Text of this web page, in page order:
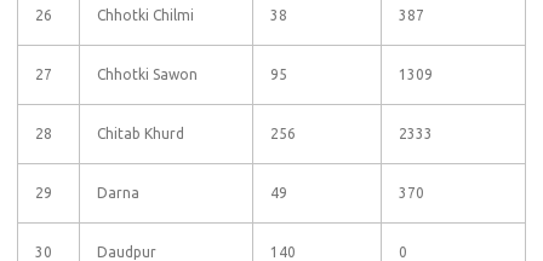
26 Chhotki Chilmi 38 387
27 Chhotki Sawon 95 1309
28 Chitab Khurd 256 2333
29 Darna 49 370
30 Daudpur 140 0